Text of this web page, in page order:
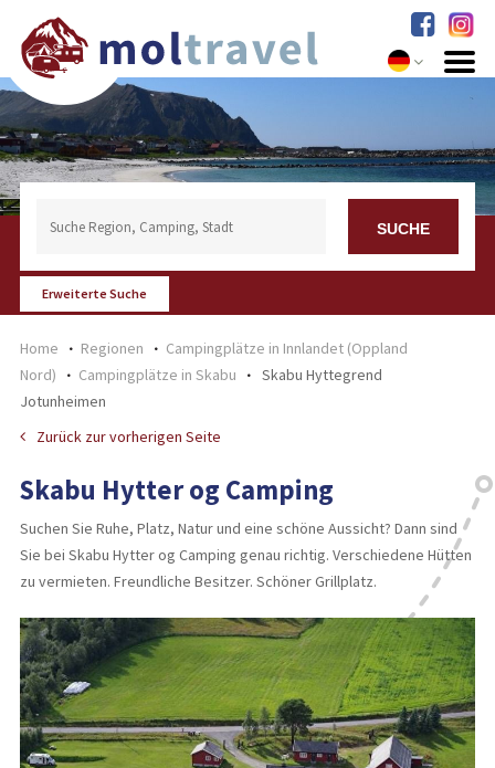
Erweiterte Suche
Home Regionen
Campingplätze in Innlandet (Oppland
Nord)
Campingplätze in Skabu
Skabu Hyttegrend
Jotunheimen
Zurück zur vorherigen Seite
Skabu Hytter og Camping
Suchen Sie Ruhe, Platz, Natur und eine schöne Aussicht? Dann sind
Sie bei Skabu Hytter og Camping genau richtig. Verschiedene Hütten
zu vermieten. Freundliche Besitzer. Schöner Grillplatz.